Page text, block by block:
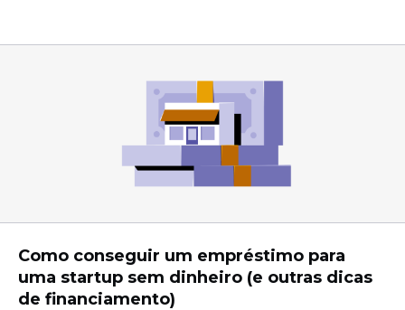
Como conseguir um empréstimo para
uma startup sem dinheiro (e outras dicas
de financiamento)